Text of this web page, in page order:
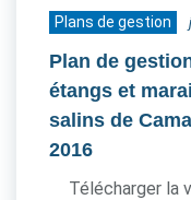
Plans de gestion
Plan de
étangs et
salins de
2016
Télécharger la